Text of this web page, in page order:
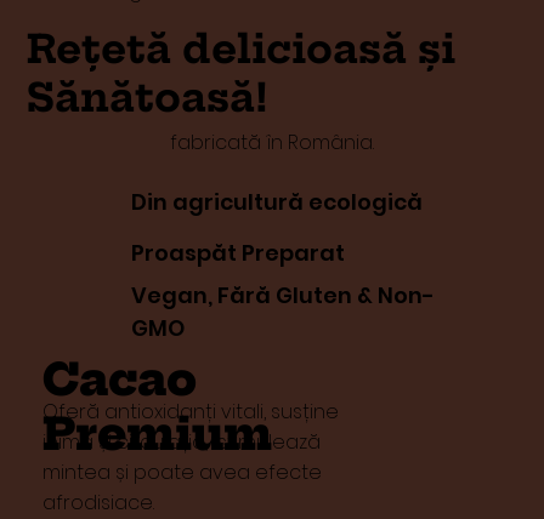
Rețetă delicioasă și
Sănătoasă!
fabricată în România.
Din agricultură ecologică
Proaspăt Preparat
Vegan, Fără Gluten & Non-
GMO
Cacao
Premium
Oferă antioxidanți vitali, susține
inima și circulația, stimulează
mintea și poate avea efecte
afrodisiace.